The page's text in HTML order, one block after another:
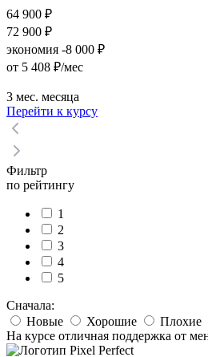
64 900 ₽
72 900 ₽
экономия -8 000 ₽
от 5 408 ₽/мес
3 мес. месяца
Перейти к курсу
Фильтр
по рейтингу
1
2
3
4
5
Сначала:
Новые
Хорошие
Плохие
На курсе отличная поддержка от